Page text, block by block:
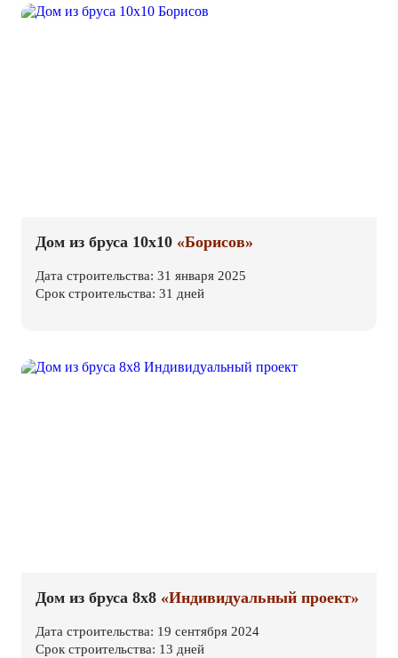
Дом из бруса 10х10 «Борисов»
Дата строительства: 31 января 2025
Срок строительства: 31 дней
Дом из бруса 8х8 «Индивидуальный проект»
Дата строительства: 19 сентября 2024
Срок строительства: 13 дней